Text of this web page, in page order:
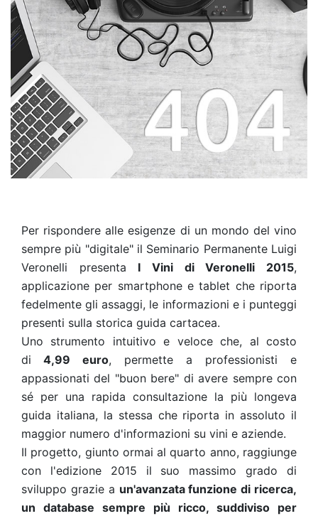
Per rispondere alle esigenze di un mondo del vino
sempre più "digitale" il Seminario Permanente Luigi
Veronelli presenta I Vini di Veronelli 2015,
applicazione per smartphone e tablet che riporta
fedelmente gli assaggi, le informazioni e i punteggi
presenti sulla storica guida cartacea.
Uno strumento intuitivo e veloce che, al costo
di 4,99 euro, permette a professionisti e
appassionati del "buon bere" di avere sempre con
sé per una rapida consultazione la più longeva
guida italiana, la stessa che riporta in assoluto il
maggior numero d'informazioni su vini e aziende.
Il progetto, giunto ormai al quarto anno, raggiunge
con l'edizione 2015 il suo massimo grado di
sviluppo grazie a un'avanzata funzione di ricerca,
un database sempre più ricco, suddiviso per